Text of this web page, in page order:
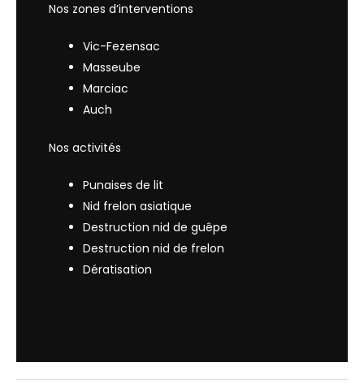
Nos zones d’interventions
Vic-Fezensac
Masseube
Marciac
Auch
Nos activités
Punaises de lit
Nid frelon asiatique
Destruction nid de guêpe
Destruction nid de frelon
Dératisation